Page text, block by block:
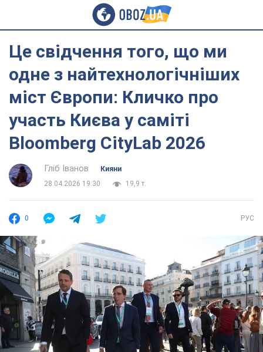
Це свідчення того, що ми
одне з найтехнологічніших
міст Європи: Кличко про
участь Києва у саміті
Bloomberg CityLab 2026
Гліб Іванов
Кияни
28.04.2026 19:30
19,9 т.
0 РУС